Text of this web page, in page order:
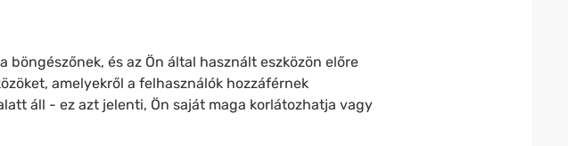
és az Ön által használt eszközön előre
amelyekről a felhasználók hozzáférnek
áll - ez azt jelenti, Ön saját maga korlátozhatja vagy